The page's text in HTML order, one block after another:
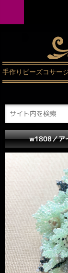
手作りビーズコサージュの
w1808／ア